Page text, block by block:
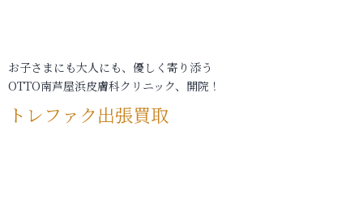
お子さまにも大人にも、優しく寄り添う
OTTO南芦屋浜皮膚科クリニック、開院！
トレファク出張買取